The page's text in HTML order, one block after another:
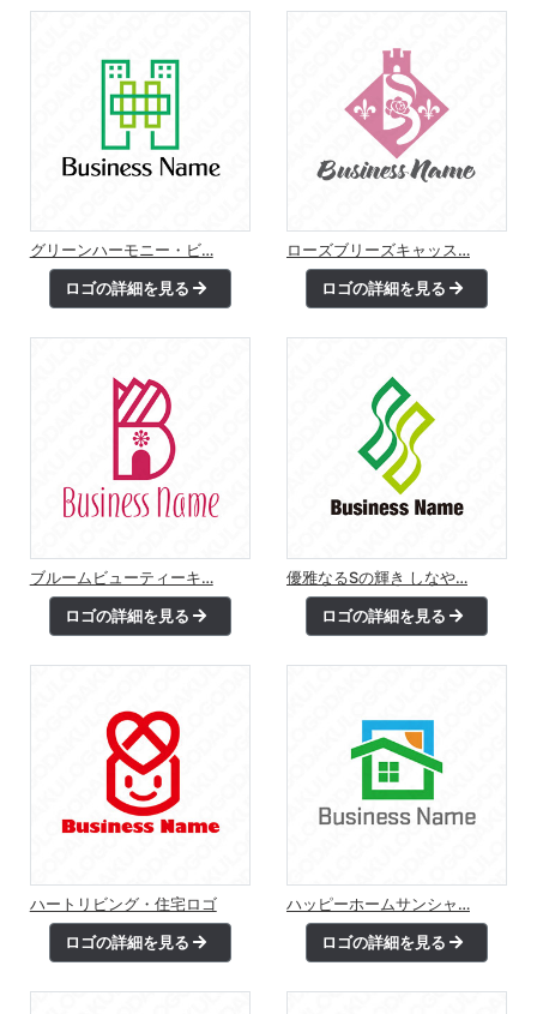
グリーンハーモニー・ビ…
ロゴの詳細を見る
ローズブリーズキャッス…
ロゴの詳細を見る
ブルームビューティーキ…
ロゴの詳細を見る
優雅なるSの輝き しなや…
ロゴの詳細を見る
ハートリビング・住宅ロゴ
ロゴの詳細を見る
ハッピーホームサンシャ…
ロゴの詳細を見る